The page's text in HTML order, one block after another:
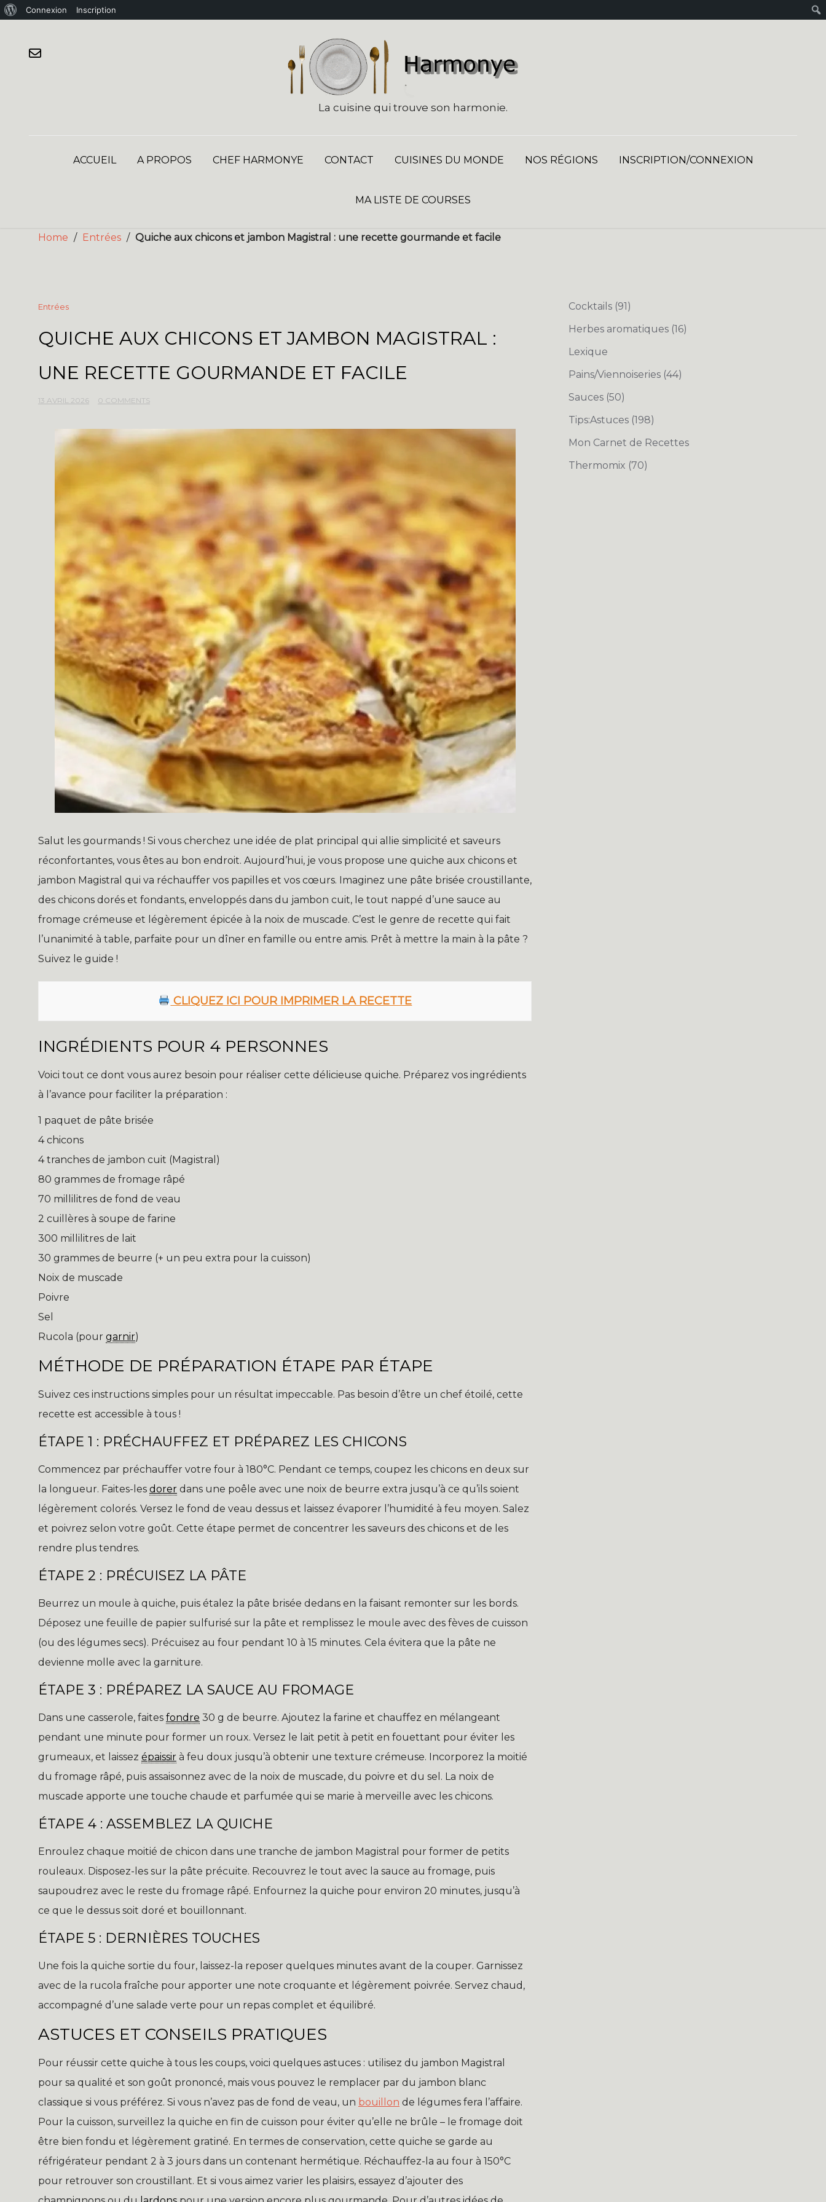
Connexion Inscription
La cuisine qui trouve son harmonie.
ACCUEIL A PROPOS CHEF HARMONYE CONTACT CUISINES DU MONDE NOS RÉGIONS INSCRIPTION/CONNEXION
MA LISTE DE COURSES
Home / Entrées / Quiche aux chicons et jambon Magistral : une recette gourmande et facile
Entrées
QUICHE AUX CHICONS ET JAMBON MAGISTRAL :
UNE RECETTE GOURMANDE ET FACILE
13 AVRIL 2026 0 COMMENTS
Salut les gourmands ! Si vous cherchez une idée de plat principal qui allie simplicité et saveurs
réconfortantes, vous êtes au bon endroit. Aujourd’hui, je vous propose une quiche aux chicons et
jambon Magistral qui va réchauffer vos papilles et vos cœurs. Imaginez une pâte brisée croustillante,
des chicons dorés et fondants, enveloppés dans du jambon cuit, le tout nappé d’une sauce au
fromage crémeuse et légèrement épicée à la noix de muscade. C’est le genre de recette qui fait
l’unanimité à table, parfaite pour un dîner en famille ou entre amis. Prêt à mettre la main à la pâte ?
Suivez le guide !
CLIQUEZ ICI POUR IMPRIMER LA RECETTE
INGRÉDIENTS POUR 4 PERSONNES
Voici tout ce dont vous aurez besoin pour réaliser cette délicieuse quiche. Préparez vos ingrédients
à l’avance pour faciliter la préparation :
1 paquet de pâte brisée
4 chicons
4 tranches de jambon cuit (Magistral)
80 grammes de fromage râpé
70 millilitres de fond de veau
2 cuillères à soupe de farine
300 millilitres de lait
30 grammes de beurre (+ un peu extra pour la cuisson)
Noix de muscade
Poivre
Sel
Rucola (pour garnir)
MÉTHODE DE PRÉPARATION ÉTAPE PAR ÉTAPE
Suivez ces instructions simples pour un résultat impeccable. Pas besoin d’être un chef étoilé, cette
recette est accessible à tous !
ÉTAPE 1 : PRÉCHAUFFEZ ET PRÉPAREZ LES CHICONS
Commencez par préchauffer votre four à 180°C. Pendant ce temps, coupez les chicons en deux sur
la longueur. Faites-les dorer dans une poêle avec une noix de beurre extra jusqu’à ce qu’ils soient
légèrement colorés. Versez le fond de veau dessus et laissez évaporer l’humidité à feu moyen. Salez
et poivrez selon votre goût. Cette étape permet de concentrer les saveurs des chicons et de les
rendre plus tendres.
ÉTAPE 2 : PRÉCUISEZ LA PÂTE
Beurrez un moule à quiche, puis étalez la pâte brisée dedans en la faisant remonter sur les bords.
Déposez une feuille de papier sulfurisé sur la pâte et remplissez le moule avec des fèves de cuisson
(ou des légumes secs). Précuisez au four pendant 10 à 15 minutes. Cela évitera que la pâte ne
devienne molle avec la garniture.
ÉTAPE 3 : PRÉPAREZ LA SAUCE AU FROMAGE
Dans une casserole, faites fondre 30 g de beurre. Ajoutez la farine et chauffez en mélangeant
pendant une minute pour former un roux. Versez le lait petit à petit en fouettant pour éviter les
grumeaux, et laissez épaissir à feu doux jusqu’à obtenir une texture crémeuse. Incorporez la moitié
du fromage râpé, puis assaisonnez avec de la noix de muscade, du poivre et du sel. La noix de
muscade apporte une touche chaude et parfumée qui se marie à merveille avec les chicons.
ÉTAPE 4 : ASSEMBLEZ LA QUICHE
Enroulez chaque moitié de chicon dans une tranche de jambon Magistral pour former de petits
rouleaux. Disposez-les sur la pâte précuite. Recouvrez le tout avec la sauce au fromage, puis
saupoudrez avec le reste du fromage râpé. Enfournez la quiche pour environ 20 minutes, jusqu’à
ce que le dessus soit doré et bouillonnant.
ÉTAPE 5 : DERNIÈRES TOUCHES
Une fois la quiche sortie du four, laissez-la reposer quelques minutes avant de la couper. Garnissez
avec de la rucola fraîche pour apporter une note croquante et légèrement poivrée. Servez chaud,
accompagné d’une salade verte pour un repas complet et équilibré.
ASTUCES ET CONSEILS PRATIQUES
Pour réussir cette quiche à tous les coups, voici quelques astuces : utilisez du jambon Magistral
pour sa qualité et son goût prononcé, mais vous pouvez le remplacer par du jambon blanc
classique si vous préférez. Si vous n’avez pas de fond de veau, un bouillon de légumes fera l’affaire.
Pour la cuisson, surveillez la quiche en fin de cuisson pour éviter qu’elle ne brûle – le fromage doit
être bien fondu et légèrement gratiné. En termes de conservation, cette quiche se garde au
réfrigérateur pendant 2 à 3 jours dans un contenant hermétique. Réchauffez-la au four à 150°C
pour retrouver son croustillant. Et si vous aimez varier les plaisirs, essayez d’ajouter des
Cocktails (91)
Herbes aromatiques (16)
Lexique
Pains/Viennoiseries (44)
Sauces (50)
Tips:Astuces (198)
Mon Carnet de Recettes
Thermomix (70)